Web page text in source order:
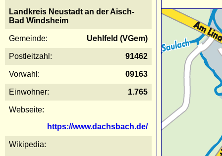
Landkreis Neustadt an der Aisch-
Bad Windsheim
Gemeinde: Uehlfeld (VGem)
Postleitzahl: 91462
Vorwahl: 09163
Einwohner: 1.765
Webseite:
https://www.dachsbach.de/
Wikipedia: